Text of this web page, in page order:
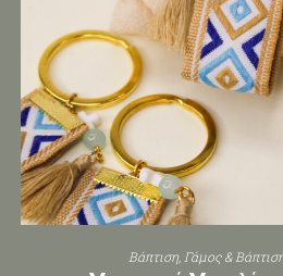
Βάπτιση,Γάμος &